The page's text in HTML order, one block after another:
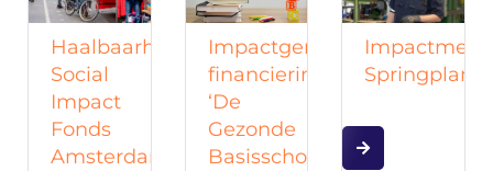
Haalbaarheidsonderzoek
Social
Impact
Fonds
Amsterdam
Impactgerichte
financiering
‘De
Gezonde
Basisschool
Springplank